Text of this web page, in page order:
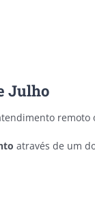
Julho
remoto
através de um